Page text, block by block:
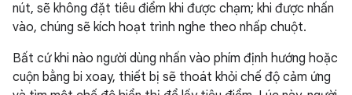
nút, sẽ không đặt tiêu điểm khi được chạm; khi được nhấn
vào, chúng sẽ kích hoạt trình nghe theo nhấp chuột.
Bất cứ khi nào người dùng nhấn vào phím định hướng hoặc
cuộn bằng bi xoay, thiết bị sẽ thoát khỏi chế độ cảm ứng